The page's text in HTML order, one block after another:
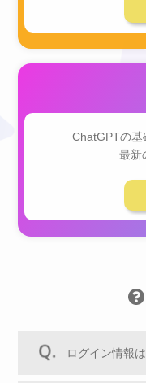
ChatGPTの
最新
ログイン情報